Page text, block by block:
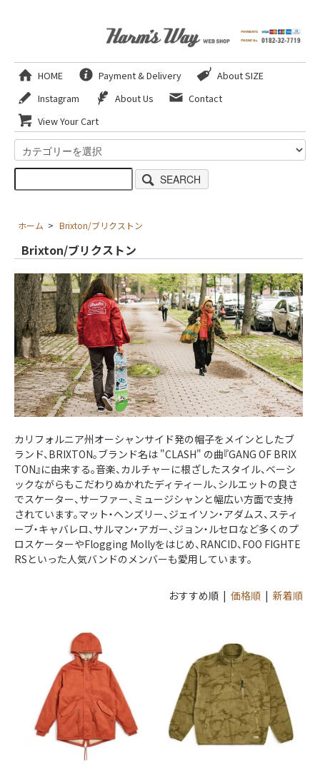
HOME Payment & Delivery
About SIZE
Instagram
About Us
Contact
View Your Cart
SEARCH
ホーム > Brixton/ブリクストン
Brixton/ブリクストン
カリフォルニア州オーシャンサイド発の帽子をメインとしたブ
ランド、BRIXTON。ブランド名は "CLASH" の曲『GANG OF BRIX
TON』に由来する。音楽、カルチャーに根ざしたスタイル、ベーシ
ックながらもこだわりぬかれたディティール、シルエットの良さ
でスケーター、サーファー、ミュージシャンと幅広い方面で支持
されています。マット・ヘンズリー、ジェイソン・アダムス、スティ
ーブ・キャバレロ、サルマン・アガー、ジョン・ルセロなど多くのプ
ロスケーターやFlogging Mollyをはじめ、RANCID、FOO FIGHTE
RSといった人気バンドのメンバーも愛用しています。
おすすめ順 | 価格順| 新着順